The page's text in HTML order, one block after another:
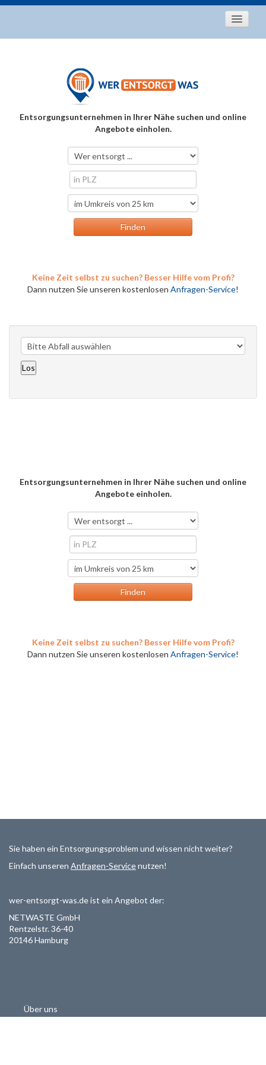
Entsorgungstipps
Über uns
Entsorgungsunternehmen in Ihrer Nähe suchen und online
Angebote einholen.
Keine Zeit selbst zu suchen? Besser Hilfe vom Profi?
Dann nutzen Sie unseren kostenlosen Anfragen-Service!
Entsorgungsunternehmen in Ihrer Nähe suchen und online
Angebote einholen.
Keine Zeit selbst zu suchen? Besser Hilfe vom Profi?
Dann nutzen Sie unseren kostenlosen Anfragen-Service!
Sie haben ein Entsorgungsproblem und wissen nicht weiter?
Einfach unseren Anfragen-Servicenutzen!
wer-entsorgt-was.de ist ein Angebot der:
NETWASTE GmbH
Rentzelstr. 36-40
20146 Hamburg
Über uns